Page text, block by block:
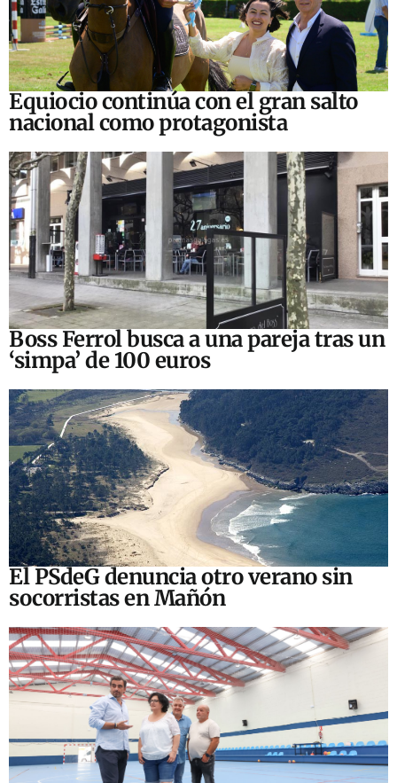
Equiocio continúa con el gran salto
nacional como protagonista
Boss Ferrol busca a una pareja tras un
‘simpa’ de 100 euros
El PSdeG denuncia otro verano sin
socorristas en Mañón